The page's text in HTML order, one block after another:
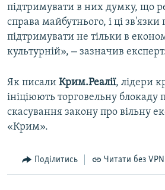
підтримувати в них думку, що
справа майбутнього, і ці зв'язки
підтримувати не тільки в
культурній», – зазначив
Як писали Крим.Реалії, лідери
ініціюють торговельну блокаду
скасування закону про вільну
«Крим».
Поділитись Читати без VPN